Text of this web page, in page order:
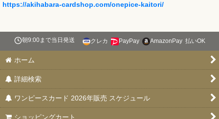
https://akihabara-cardshop.com/onepice-kaitori/
朝9:00まで当日発送 クレカ PayPay AmazonPay 払いOK
ホーム
詳細検索
ワンピースカード 2026年販売 スケジュール
ショッピングカート